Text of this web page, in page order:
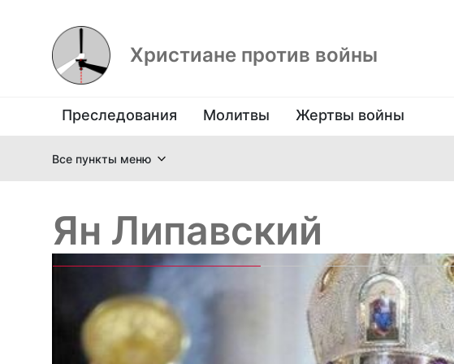
Христиане против войны
Преследования Молитвы Жертвы войны
Все пункты меню
Ян Липавский